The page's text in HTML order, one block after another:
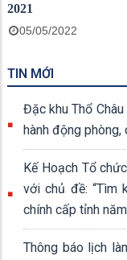
2021
05/05/2022
TIN MỚI
Đặc khu Thổ
hành động phòng,
Kế Hoạch Tổ
với chủ đề: “Tìm
chính cấp tỉnh
Thông báo lịch làm việc của Chủ tịch và các Phó Chủ tịch